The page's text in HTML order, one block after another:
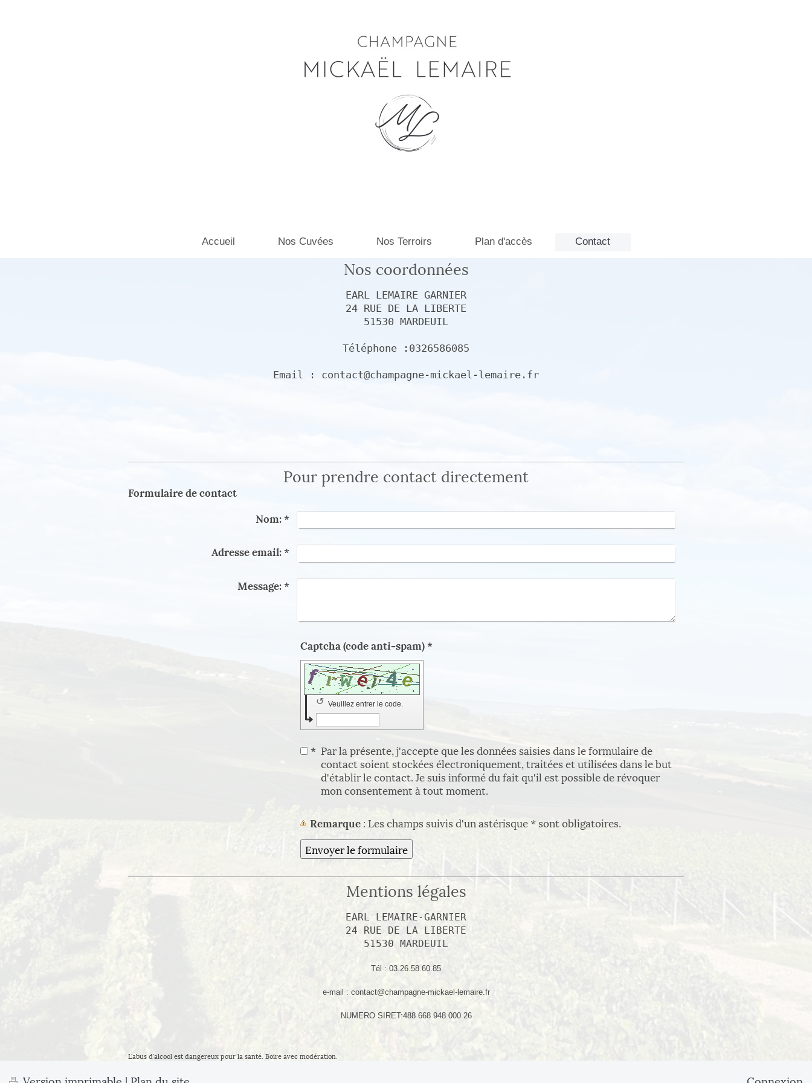
Accueil Nos Cuvées Nos Terroirs Plan d'accès Contact
Nos coordonnées
EARL LEMAIRE GARNIER
24 RUE DE LA LIBERTE
51530 MARDEUIL
Téléphone :0326586085
Pour prendre contact directement
Formulaire de contact
Nom:*
Adresse email:*
Message:*
Captcha (code anti-spam) *
Veuillez entrer le code.
↺
* Par la présente, j'accepte que les données saisies dans le formulaire de
contact soient stockées électroniquement, traitées et utilisées dans le but
d'établir le contact. Je suis informé du fait qu'il est possible de révoquer
mon consentement à tout moment.
Remarque : Les champs suivis d'un astérisque*sont obligatoires.
Mentions légales
EARL LEMAIRE-GARNIER
24 RUE DE LA LIBERTE
51530 MARDEUIL
Tél : 03.26.58.60.85
e-mail : contact@champagne-mickael-lemaire.fr
NUMERO SIRET:488 668 948 000 26
L'abus d'alcool est dangereux pour la santé. Boire avec modération.